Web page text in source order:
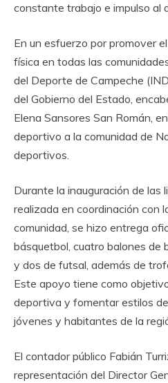
constante trabajo e impulso al
En un esfuerzo por promover
física en todas las
del Deporte de Campeche
del Gobierno del Estado,
Elena Sansores San Román,
deportivo a la comunidad de
deportivos.
Durante la inauguración de las
realizada en coordinación con
comunidad, se hizo entrega
básquetbol, cuatro balones de
y dos de futsal, además de
Este apoyo tiene como
deportiva y fomentar estilos
jóvenes y habitantes de la
El contador público Fabián
representación del Director